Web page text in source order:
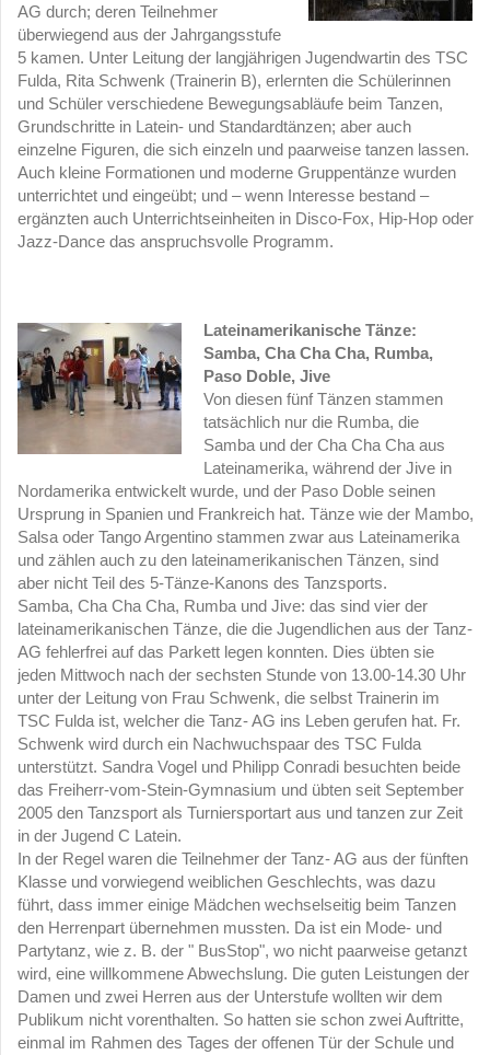
AG durch; deren Teilnehmer
überwiegend aus der Jahrgangsstufe
5 kamen. Unter Leitung der langjährigen Jugendwartin des TSC
Fulda, Rita Schwenk (Trainerin B), erlernten die Schülerinnen
und Schüler verschiedene Bewegungsabläufe beim Tanzen,
Grundschritte in Latein- und Standardtänzen; aber auch
einzelne Figuren, die sich einzeln und paarweise tanzen lassen.
Auch kleine Formationen und moderne Gruppentänze wurden
unterrichtet und eingeübt; und – wenn Interesse bestand –
ergänzten auch Unterrichtseinheiten in Disco-Fox, Hip-Hop oder
Jazz-Dance das anspruchsvolle Programm.
Lateinamerikanische Tänze:
Samba, Cha Cha Cha, Rumba,
Paso Doble, Jive
Von diesen fünf Tänzen stammen
tatsächlich nur die Rumba, die
Samba und der Cha Cha Cha aus
Lateinamerika, während der Jive in
Nordamerika entwickelt wurde, und der Paso Doble seinen
Ursprung in Spanien und Frankreich hat. Tänze wie der Mambo,
Salsa oder Tango Argentino stammen zwar aus Lateinamerika
und zählen auch zu den lateinamerikanischen Tänzen, sind
aber nicht Teil des 5-Tänze-Kanons des Tanzsports.
Samba, Cha Cha Cha, Rumba und Jive: das sind vier der
lateinamerikanischen Tänze, die die Jugendlichen aus der Tanz-
AG fehlerfrei auf das Parkett legen konnten. Dies übten sie
jeden Mittwoch nach der sechsten Stunde von 13.00-14.30 Uhr
unter der Leitung von Frau Schwenk, die selbst Trainerin im
TSC Fulda ist, welcher die Tanz- AG ins Leben gerufen hat. Fr.
Schwenk wird durch ein Nachwuchspaar des TSC Fulda
unterstützt. Sandra Vogel und Philipp Conradi besuchten beide
das Freiherr-vom-Stein-Gymnasium und übten seit September
2005 den Tanzsport als Turniersportart aus und tanzen zur Zeit
in der Jugend C Latein.
In der Regel waren die Teilnehmer der Tanz- AG aus der fünften
Klasse und vorwiegend weiblichen Geschlechts, was dazu
führt, dass immer einige Mädchen wechselseitig beim Tanzen
den Herrenpart übernehmen mussten. Da ist ein Mode- und
Partytanz, wie z. B. der " BusStop", wo nicht paarweise getanzt
wird, eine willkommene Abwechslung. Die guten Leistungen der
Damen und zwei Herren aus der Unterstufe wollten wir dem
Publikum nicht vorenthalten. So hatten sie schon zwei Auftritte,
einmal im Rahmen des Tages der offenen Tür der Schule und